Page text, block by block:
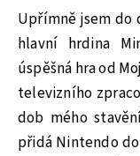
Upřímně jsem do
hlavní hrdina
úspěšná hra od
televizního
dob mého
přidá Nintendo